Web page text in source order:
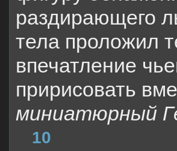
раздирающего
тела проложил
впечатление
пририсовать
миниатюрный
10